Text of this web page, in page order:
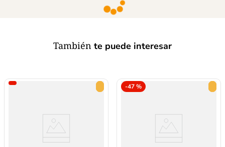
También te puede interesar
-47 %